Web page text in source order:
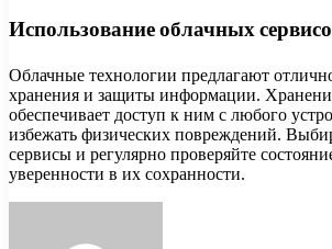
Использование облачных
Облачные технологии предлагают
хранения и защиты информации.
обеспечивает доступ к ним с любого
избежать физических повреждений.
сервисы и регулярно проверяйте
уверенности в их сохранности.